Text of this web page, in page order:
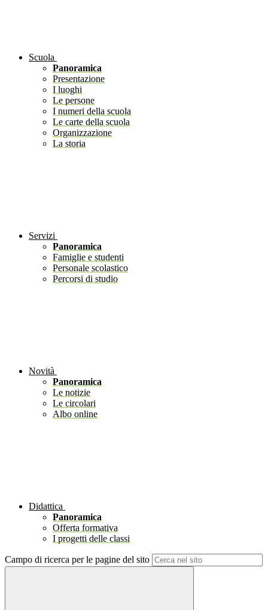
Scuola
Panoramica
Presentazione
I luoghi
Le persone
I numeri della scuola
Le carte della scuola
Organizzazione
La storia
Servizi
Panoramica
Famiglie e studenti
Personale scolastico
Percorsi di studio
Novità
Panoramica
Le notizie
Le circolari
Albo online
Didattica
Panoramica
Offerta formativa
I progetti delle classi
Campo di ricerca per le pagine del sito